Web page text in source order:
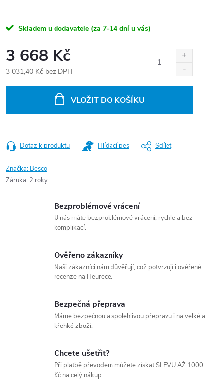
Skladem u dodavatele (za 7-14 dní u vás)
3 668 Kč
3 031,40 Kč bez DPH
VLOŽIT DO KOŠÍKU
Dotaz k produktu Hlídací pes Sdílet
Značka: Besco
Záruka: 2 roky
Bezproblémové vrácení
U nás máte bezproblémové vrácení, rychle a bez
komplikací.
Ověřeno zákazníky
Naši zákazníci nám důvěřují, což potvrzují i ověřené
recenze na Heurece.
Bezpečná přeprava
Máme bezpečnou a spolehlivou přepravu i na velké a
křehké zboží.
Chcete ušetřit?
Při platbě převodem můžete získat SLEVU AŽ 1000
Kč na celý nákup.